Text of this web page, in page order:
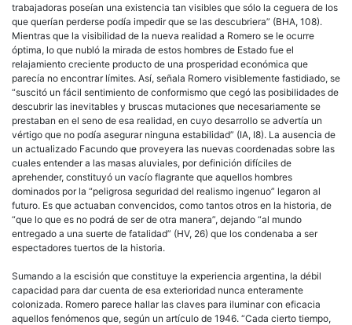
trabajadoras poseían una existencia tan visibles que sólo la ceguera de los
que querían perderse podía impedir que se las descubriera” (BHA, 108).
Mientras que la visibilidad de la nueva realidad a Romero se le ocurre
óptima, lo que nubló la mirada de estos hombres de Estado fue el
relajamiento creciente producto de una prosperidad económica que
parecía no encontrar límites. Así, señala Romero visiblemente fastidiado, se
“suscitó un fácil sentimiento de conformismo que cegó las posibilidades de
descubrir las inevitables y bruscas mutaciones que necesariamente se
prestaban en el seno de esa realidad, en cuyo desarrollo se advertía un
vértigo que no podía asegurar ninguna estabilidad” (IA, I8). La ausencia de
un actualizado Facundo que proveyera las nuevas coordenadas sobre las
cuales entender a las masas aluviales, por definición difíciles de
aprehender, constituyó un vacío flagrante que aquellos hombres
dominados por la “peligrosa seguridad del realismo ingenuo” legaron al
futuro. Es que actuaban convencidos, como tantos otros en la historia, de
“que lo que es no podrá de ser de otra manera”, dejando “al mundo
entregado a una suerte de fatalidad” (HV, 26) que los condenaba a ser
espectadores tuertos de la historia.
Sumando a la escisión que constituye la experiencia argentina, la débil
capacidad para dar cuenta de esa exterioridad nunca enteramente
colonizada. Romero parece hallar las claves para iluminar con eficacia
aquellos fenómenos que, según un artículo de 1946. “Cada cierto tiempo,